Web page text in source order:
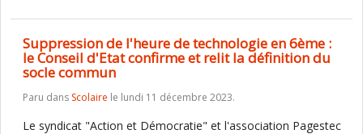
Suppression de l'heure de technologie en 6ème :
le Conseil d'Etat confirme et relit la définition du
socle commun
Paru dans Scolaire le lundi 11 décembre 2023.
Le syndicat "Action et Démocratie" et l'association Pagestec